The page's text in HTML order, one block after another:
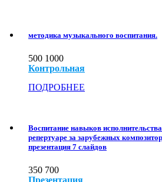
методика музыкального воспитания.
500 1000
Контрольная
ПОДРОБНЕЕ
Воспитание навыков
репертуаре за зарубежных
презентация 7 слайдов
350 700